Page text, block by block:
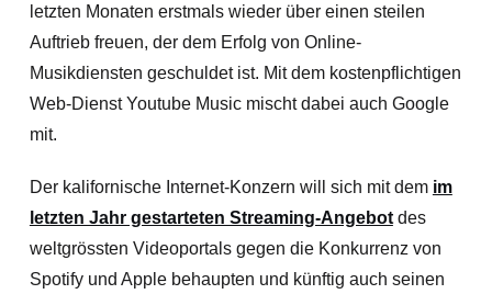
letzten Monaten erstmals wieder über einen steilen
Auftrieb freuen, der dem Erfolg von Online-
Musikdiensten geschuldet ist. Mit dem kostenpflichtigen
Web-Dienst Youtube Music mischt dabei auch Google
mit.
Der kalifornische Internet-Konzern will sich mit dem im
letzten Jahr gestarteten Streaming-Angebotdes
weltgrössten Videoportals gegen die Konkurrenz von
Spotify und Apple behaupten und künftig auch seinen